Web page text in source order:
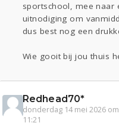
sportschool, mee naar
uitnodiging om
dus best nog een
Wie gooit bij jou thuis
Redhead70*
donderdag 14 mei 2026 om
11:21